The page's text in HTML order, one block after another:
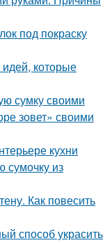
под покраску
которые
сумку своими
зовет» своими
кухни
сумочку из
Как повесить
способ украсить